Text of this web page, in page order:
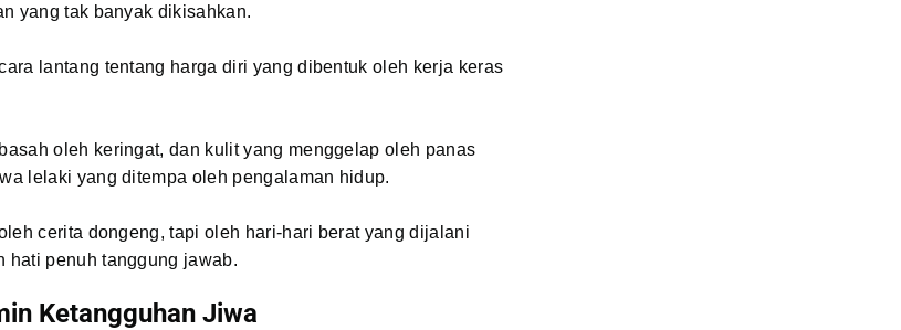
yang tak banyak dikisahkan.
lantang tentang harga diri yang dibentuk oleh kerja keras
oleh keringat, dan kulit yang menggelap oleh panas
lelaki yang ditempa oleh pengalaman hidup.
cerita dongeng, tapi oleh hari-hari berat yang dijalani
hati penuh tanggung jawab.
Ketangguhan Jiwa